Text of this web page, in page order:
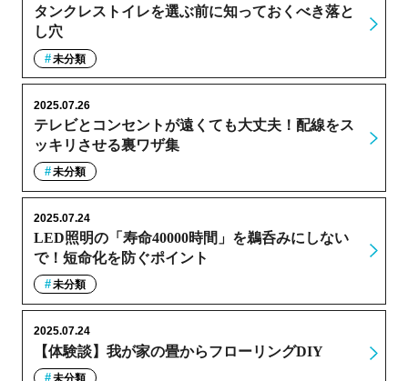
タンクレストイレを選ぶ前に知っておくべき落と
し穴
未分類
テレビとコンセントが遠くても大丈夫！配線をス
ッキリさせる裏ワザ集
2025.07.26
未分類
LED照明の「寿命40000時間」を鵜呑みにしない
で！短命化を防ぐポイント
2025.07.24
未分類
【体験談】我が家の畳からフローリングDIY
2025.07.24
未分類